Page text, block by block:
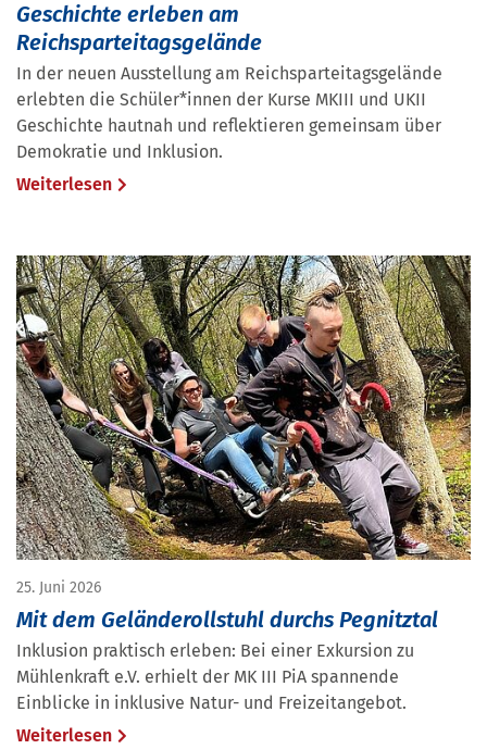
Geschichte erleben am
Reichsparteitagsgelände
In der neuen Ausstellung am Reichsparteitagsgelände
erlebten die Schüler*innen der Kurse MKIII und UKII
Geschichte hautnah und reflektieren gemeinsam über
Demokratie und Inklusion.
Weiterlesen
25. Juni 2026
Mit dem Geländerollstuhl durchs Pegnitztal
Inklusion praktisch erleben: Bei einer Exkursion zu
Mühlenkraft e.V. erhielt der MK III PiA spannende
Einblicke in inklusive Natur- und Freizeitangebot.
Weiterlesen